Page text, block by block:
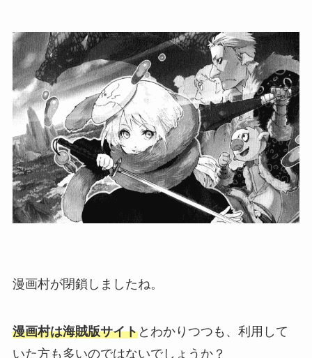
漫画村が閉鎖しましたね。
漫画村は海賊版サイトとわかりつつも、利用して
いた方も多いのではないでしょうか？